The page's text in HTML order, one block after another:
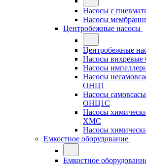
Насосы с
Насосы
Центробежные насосы
Центробежные
Насосы
Насосы
Насосы
ОНЦ1
Насосы
ОНЦ1С
Насосы
ХМС
Насосы
Емкостное оборудование
Емкостное